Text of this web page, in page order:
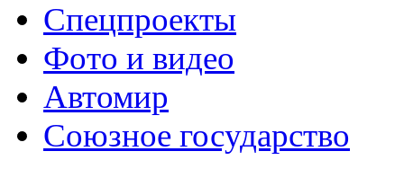
Спецпроекты
Фото и видео
Автомир
Союзное государство